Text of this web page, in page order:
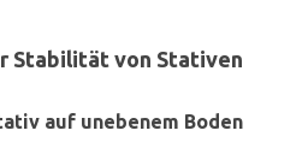
Stabilität von Stativen
auf unebenem Boden